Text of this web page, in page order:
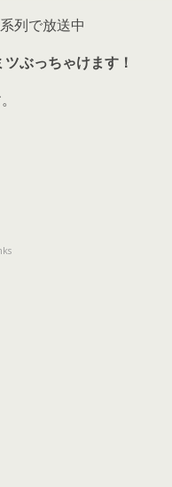
列で放送中
ぶっちゃけます！